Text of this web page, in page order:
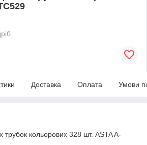
Доставка Оплата Умови
трубок кольорових 328 шт. ASTA A-